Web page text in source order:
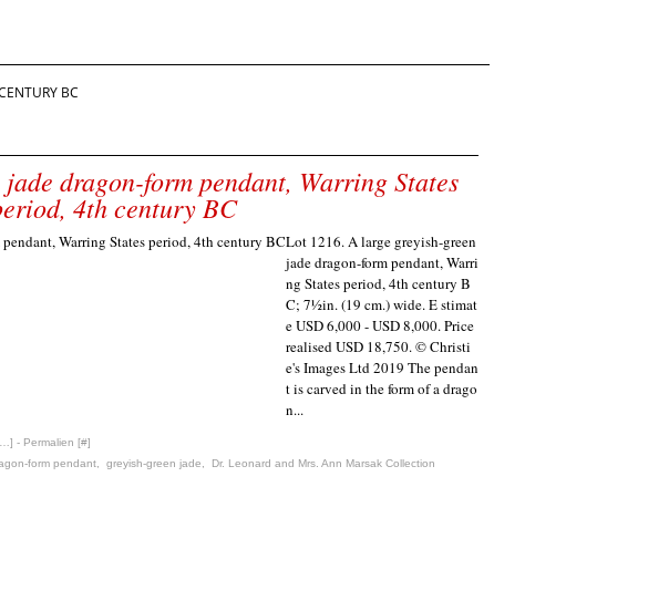
BC
dragon-form pendant, Warring States
4th century BC
Lot 1216. A large greyish-green
jade dragon-form pendant, Warri
ng States period, 4th century B
C; 7½in. (19 cm.) wide. E stimat
e USD 6,000 - USD 8,000. Price
realised USD 18,750. © Christi
e's Images Ltd 2019 The pendan
t is carved in the form of a drago
n...
] - Permalien [#]
form pendant greyish-green jade Dr. Leonard and Mrs. Ann Marsak Collection